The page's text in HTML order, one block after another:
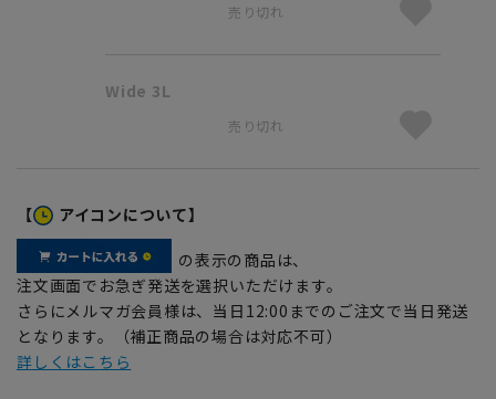
売り切れ
Wide 3L
売り切れ
【 アイコンについて】
の表示の商品は、
注文画面でお急ぎ発送を選択いただけます。
さらにメルマガ会員様は、当日12:00までのご注文で当日発送
となります。（補正商品の場合は対応不可）
詳しくはこちら